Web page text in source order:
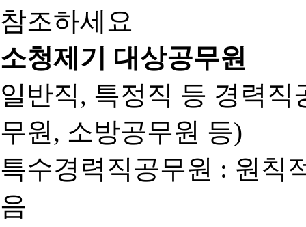
소청제기 대상공무원
일반직, 특정직 등 경력
무원, 소방공무원 등)
특수경력직공무원 : 원칙
음